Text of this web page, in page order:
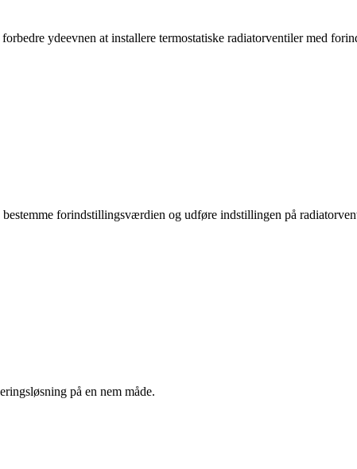
ydeevnen at installere termostatiske radiatorventiler med
forindstillingsværdien og udføre indstillingen på
på en nem måde.